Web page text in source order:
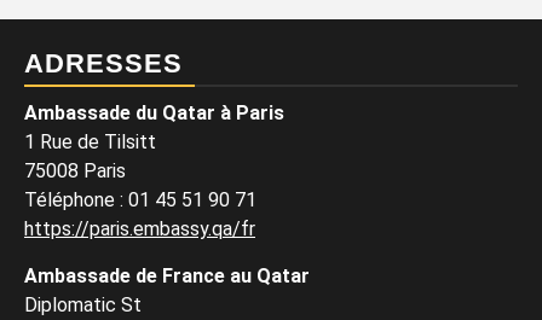
ADRESSES
Ambassade du Qatar à Paris
1 Rue de Tilsitt
75008 Paris
Téléphone : 01 45 51 90 71
https://paris.embassy.qa/fr
Ambassade de France au Qatar
Diplomatic St